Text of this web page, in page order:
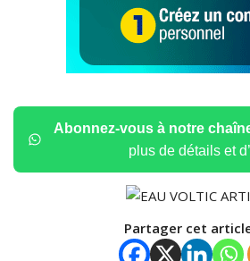
Abonnez-vous à notre
plus de détails et
Partager cet